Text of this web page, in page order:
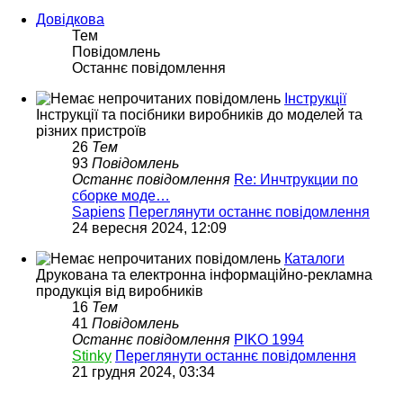
Довідкова
Тем
Повідомлень
Останнє повідомлення
Інструкції
Інструкції та посібники виробників до моделей та
різних пристроїв
26 Тем
93 Повідомлень
Останнє повідомлення Re: Инчтрукции по
сборке моде…
Sapiens Переглянути останнє повідомлення
24 вересня 2024, 12:09
Каталоги
Друкована та електронна інформаційно-рекламна
продукція від виробників
16 Тем
41 Повідомлень
Останнє повідомлення PIKO 1994
Stinky Переглянути останнє повідомлення
21 грудня 2024, 03:34